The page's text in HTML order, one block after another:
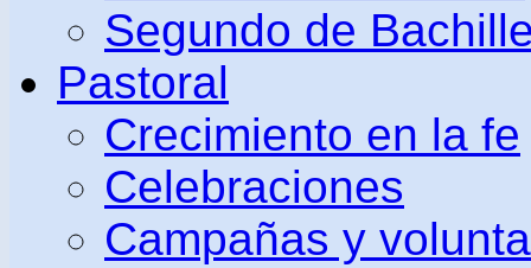
Segundo de
Pastoral
Crecimiento en la fe
Celebraciones
Campañas y